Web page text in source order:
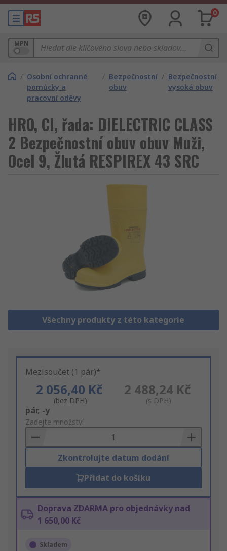
0
MPN
/ Osobní ochranné
pomůcky a
pracovní oděvy
/ Bezpečnostní
obuv
/ Bezpečnostní
vysoká obuv
HRO, CI, řada: DIELECTRIC CLASS
2 Bezpečnostní obuv obuv Muži,
Ocel 9, Žlutá RESPIREX 43 SRC
Všechny produkty z této kategorie
Mezisoučet (1 pár)*
2 056,40 Kč
(bez DPH)
2 488,24 Kč
(s DPH)
Add
to
Basket
pár, -y
Zadejte množství
Zkontrolujte datum dodání
Přidat do košíku
Doprava ZDARMA pro objednávky nad
1 650,00 Kč
Skladem